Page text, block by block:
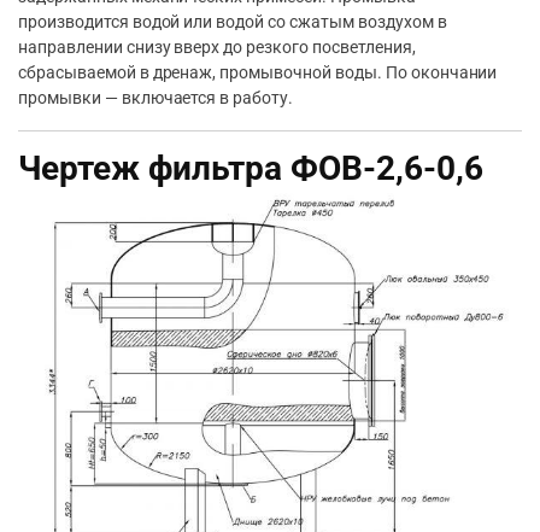
производится водой или водой со сжатым воздухом в
направлении снизу вверх до резкого посветления,
сбрасываемой в дренаж, промывочной воды. По окончании
промывки — включается в работу.
Чертеж фильтра ФОВ-2,6-0,6